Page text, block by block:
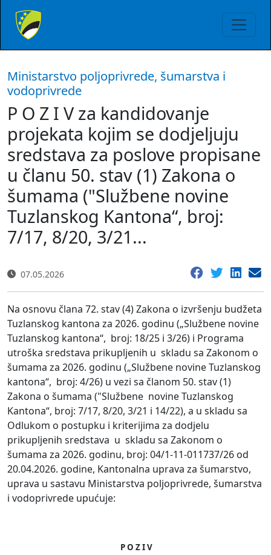
Ministarstvo poljoprivrede, šumarstva i
vodoprivrede
P O Z I V za kandidovanje
projekata kojim se dodjeljuju
sredstava za poslove propisane
u članu 50. stav (1) Zakona o
šumama ("Službene novine
Tuzlanskog Kantona“, broj:
7/17, 8/20, 3/21...
07.05.2026
Na osnovu člana 72. stav (4) Zakona o izvršenju budžeta
Tuzlanskog kantona za 2026. godinu („Službene novine
Tuzlanskog kantona“, broj: 18/25 i 3/26) i Programa
utroška sredstava prikupljenih u skladu sa Zakonom o
šumama za 2026. godinu („Službene novine Tuzlanskog
kantona“, broj: 4/26) u vezi sa članom 50. stav (1)
Zakona o šumama ("Službene novine Tuzlanskog
Kantona“, broj: 7/17, 8/20, 3/21 i 14/22), a u skladu sa
Odlukom o postupku i kriterijima za dodjelu
prikupljenih sredstava u skladu sa Zakonom o
šumama za 2026. godinu, broj: 04/1-11-011737/26 od
20.04.2026. godine, Kantonalna uprava za šumarstvo,
uprava u sastavu Ministarstva poljoprivrede, šumarstva
i vodoprivrede upućuje:
P O Z I V